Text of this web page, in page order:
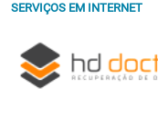
SERVIÇOS EM INTERNET